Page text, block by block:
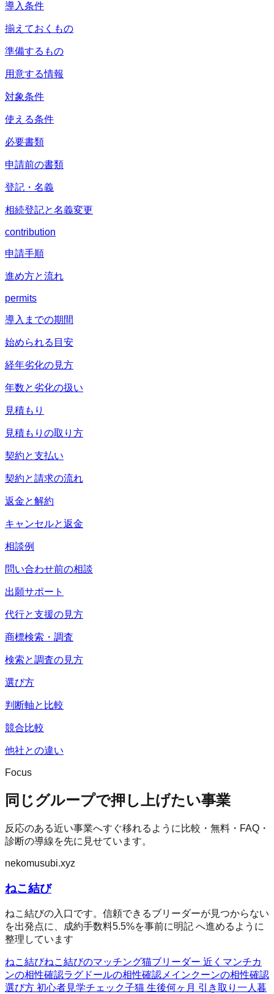
導入条件
揃えておくもの
準備するもの
用意する情報
対象条件
使える条件
必要書類
申請前の書類
登記・名義
相続登記と名義変更
contribution
申請手順
進め方と流れ
permits
導入までの期間
始められる目安
経年劣化の見方
年数と劣化の扱い
見積もり
見積もりの取り方
契約と支払い
契約と請求の流れ
返金と解約
キャンセルと返金
相談例
問い合わせ前の相談
出願サポート
代行と支援の見方
商標検索・調査
検索と調査の見方
選び方
判断軸と比較
競合比較
他社との違い
Focus
同じグループで押し上げたい事業
反応のある近い事業へすぐ移れるように比較・無料・FAQ・
診断の導線を先に見せています。
nekomusubi.xyz
ねこ結び
ねこ結びの入口です。信頼できるブリーダーが見つからない
を出発点に、成約手数料5.5%を事前に明記 へ進めるように
整理しています
ねこ結びねこ結びのマッチング猫ブリーダー 近く マンチカ
ンの相性確認ラグドールの相性確認 メインクーンの相性確認
選び方 初心者見学チェック子猫 生後何ヶ月 引き取り 一人暮